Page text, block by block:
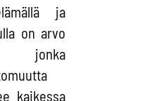
ja
on arvo
jonka
kaikessa